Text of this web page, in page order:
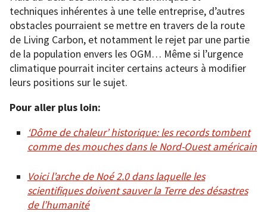
techniques inhérentes à une telle entreprise, d’autres
obstacles pourraient se mettre en travers de la route
de Living Carbon, et notamment le rejet par une partie
de la population envers les OGM… Même si l’urgence
climatique pourrait inciter certains acteurs à modifier
leurs positions sur le sujet.
Pour aller plus loin:
‘Dôme de chaleur’ historique: les records tombent
comme des mouches dans le Nord-Ouest américain
Voici l’arche de Noé 2.0 dans laquelle les
scientifiques doivent sauver la Terre des désastres
de l’humanité